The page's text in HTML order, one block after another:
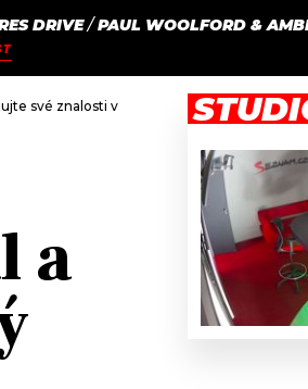
DRIVE/PAUL WOOLFORD &
své znalosti v našem kvízu
a